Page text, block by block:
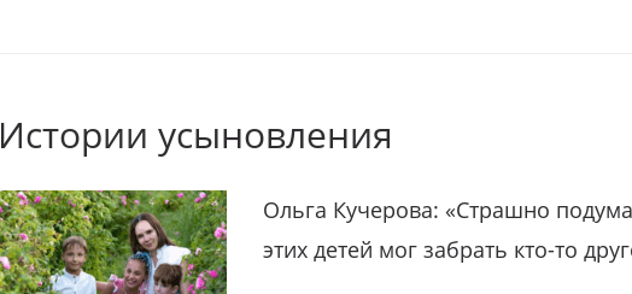
Истории усыновления
Ольга Кучерова: «Страшно
этих детей мог забрать кто-то